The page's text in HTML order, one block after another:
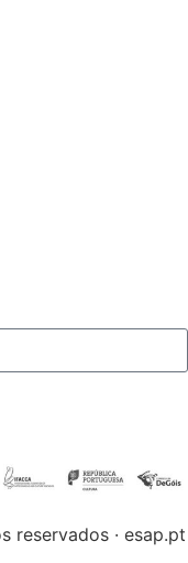
reservados · esap.pt